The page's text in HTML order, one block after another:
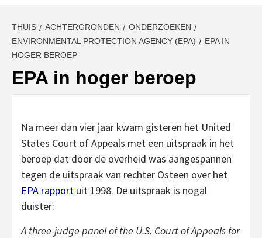
THUIS ACHTERGRONDEN
ONDERZOEKEN
ENVIRONMENTAL PROTECTION AGENCY (EPA)
EPA IN
HOGER BEROEP
EPA in hoger beroep
Na meer dan vier jaar kwam gisteren het United
States Court of Appeals met een uitspraak in het
beroep dat door de overheid was aangespannen
tegen de uitspraak van rechter Osteen over het
EPA rapport uit 1998. De uitspraak is nogal
duister:
A three-judge panel of the U.S. Court of Appeals for